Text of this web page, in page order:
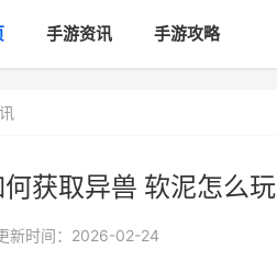
手游资讯 手游攻略
获取异兽 软泥怎么玩
新时间：2026-02-24